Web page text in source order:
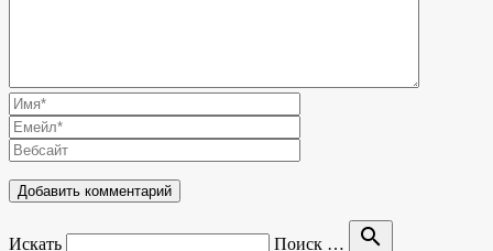
Искать Поиск … search